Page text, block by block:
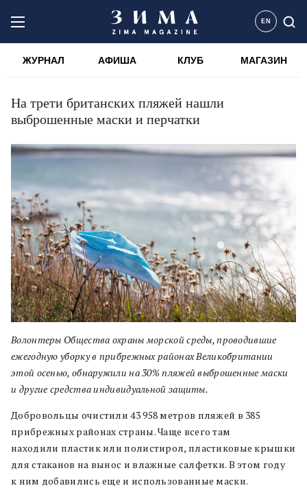
EN
ЖУРНАЛ АФИША КЛУБ МАГАЗИН
На трети британских пляжей нашли
выброшенные маски и перчатки
Волонтеры Общества охраны морской среды, проводившие
ежегодную уборку в прибрежных районах Великобритании
этой осенью, обнаружили на 30% пляжей выброшенные маски
и другие средства индивидуальной защиты.
Добровольцы очистили 43 958 метров пляжей в 385
прибрежных районах страны. Чаще всего там
находили пластик или полистирол, пластиковые крышки
для стаканов на вынос и влажные салфетки. В этом году
к ним добавились еще и использованные маски.